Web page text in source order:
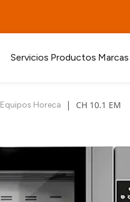
Servicios Productos Marcas
Equipos Horeca | CH 10.1 EM